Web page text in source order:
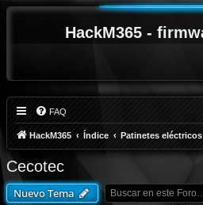
HackM365 -
FAQ
HackM365 Índice Patinetes eléctricos
Cecotec
Nuevo Tema